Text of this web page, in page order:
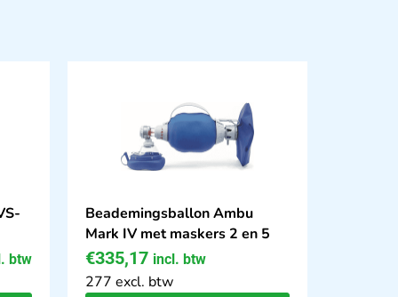
btw
Beademingsballon Ambu
Mark IV met maskers 2 en 5
€335,17 incl. btw
277 excl. btw